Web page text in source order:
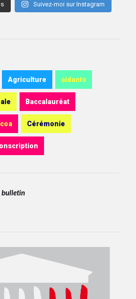
Suivez-moi sur Instagram
Agriculture aidants
Baccalauréat
Cérémonie
bulletin